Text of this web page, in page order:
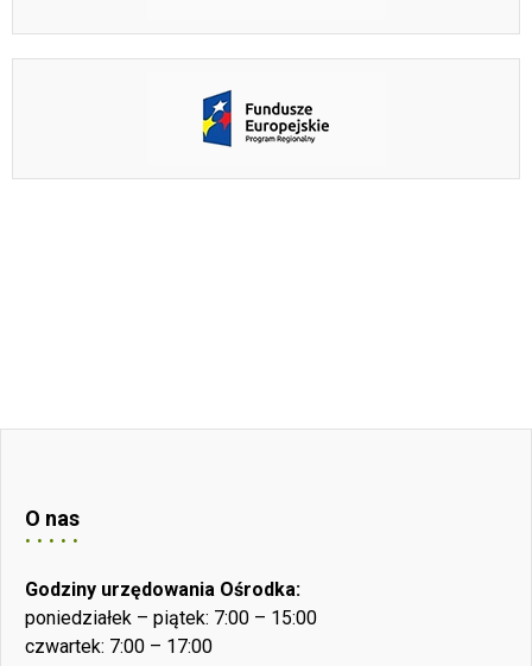
O nas
Godziny urzędowania Ośrodka:
poniedziałek – piątek: 7:00 – 15:00
czwartek: 7:00 – 17:00